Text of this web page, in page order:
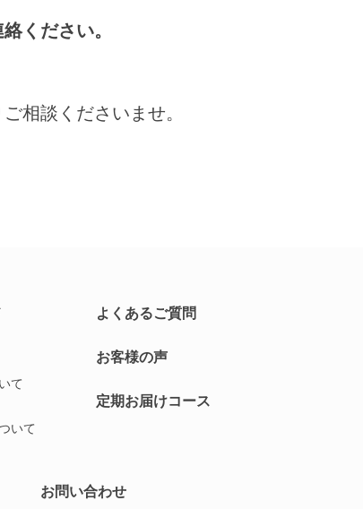
ください。
相談くださいませ。
て
いて
よくあるご質問
お客様の声
定期お届けコース
お問い合わせ